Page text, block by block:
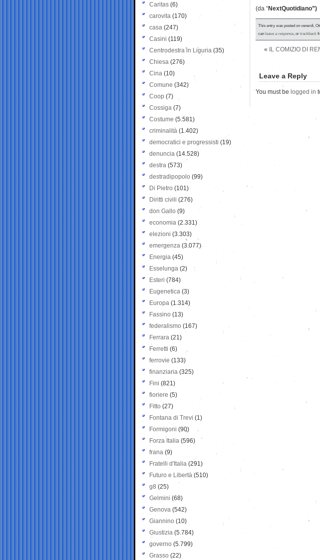
(da “NextQuotidiano”)
This entry was posted on venerdì,
canleave a response, ortrackback
«
IL COMIZIO DI
Leave a Reply
You must be logged in
Caritas (6)
carovita (170)
casa (247)
Casini (119)
Centrodestra in Liguria (35)
Chiesa (276)
Cina (10)
Comune (342)
Coop (7)
Cossiga (7)
Costume (5.581)
criminalità (1.402)
democratici e progressisti (19)
denuncia (14.528)
destra (573)
destradipopolo (99)
Di Pietro (101)
Diritti civili (276)
don Gallo (9)
economia (2.331)
elezioni (3.303)
emergenza (3.077)
Energia (45)
Esselunga (2)
Esteri (784)
Eugenetica (3)
Europa (1.314)
Fassino (13)
federalismo (167)
Ferrara (21)
Ferretti (6)
ferrovie (133)
finanziaria (325)
Fini (821)
fioriere (5)
Fitto (27)
Fontana di Trevi (1)
Formigoni (90)
Forza Italia (596)
frana (9)
Fratelli d'Italia (291)
Futuro e Libertà (510)
g8 (25)
Gelmini (68)
Genova (542)
Giannino (10)
Giustizia (5.784)
governo (5.799)
Grasso (22)